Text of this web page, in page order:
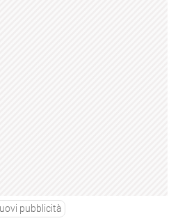
pubblicità